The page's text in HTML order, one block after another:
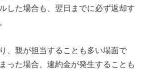
した場合も、翌日までに必ず返却す
、親が担当することも多い場面で
った場合、違約金が発生することも